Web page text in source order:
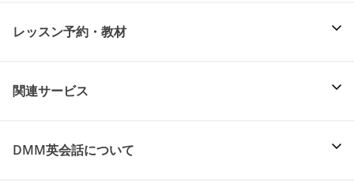
レッスン予約・教材
関連サービス
DMM英会話について